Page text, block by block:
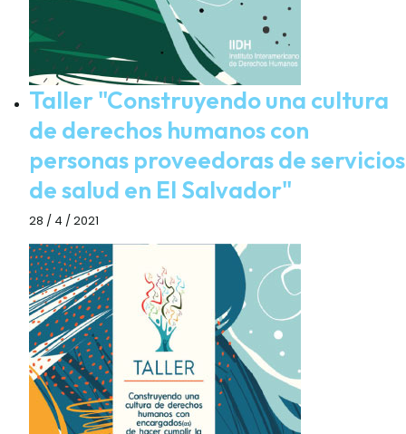
Taller "Construyendo una cultura
de derechos humanos con
personas proveedoras de servicios
de salud en El Salvador"
28 / 4 / 2021